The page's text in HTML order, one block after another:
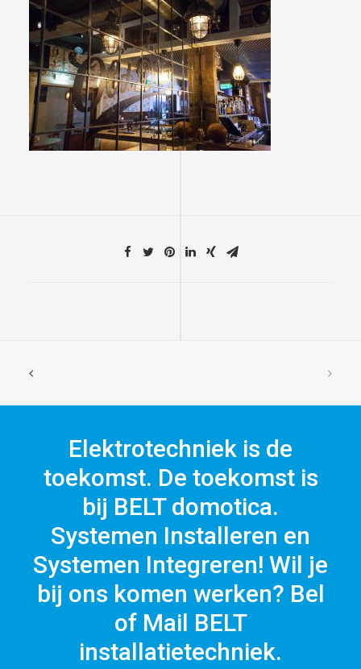
Elektrotechniek is de
toekomst. De toekomst is
bij BELT domotica.
Systemen Installeren en
Systemen Integreren! Wil je
bij ons komen werken? Bel
of Mail BELT
installatietechniek.